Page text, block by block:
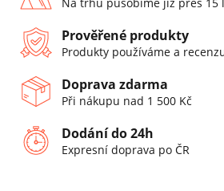
Prověřené produkty
Produkty používáme a
Doprava zdarma
Při nákupu nad 1 500 Kč
Dodání do 24h
Expresní doprava po ČR